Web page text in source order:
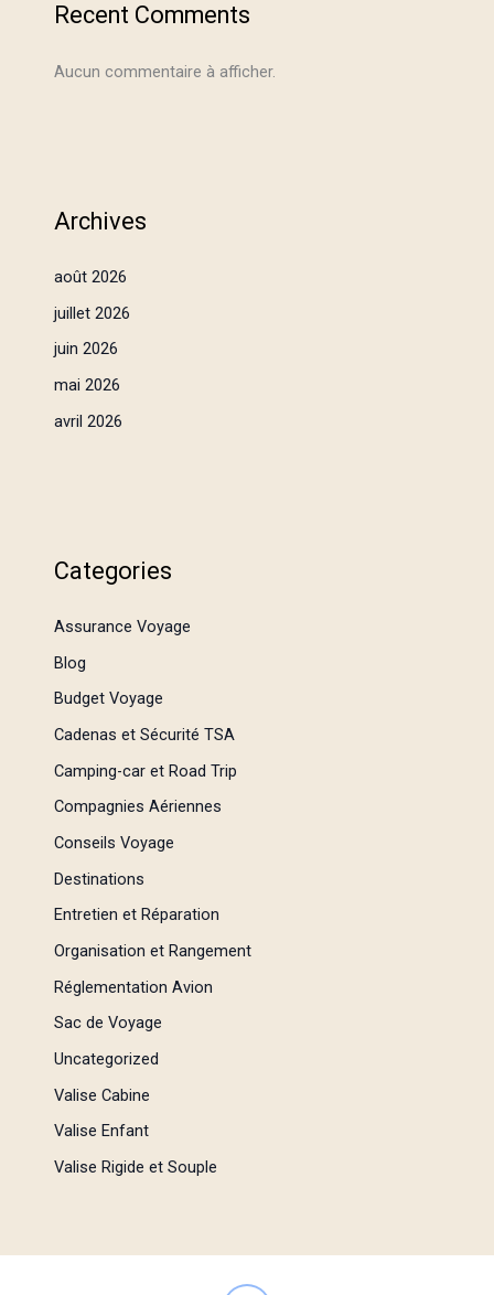
Recent Comments
Aucun commentaire à afficher.
Archives
août 2026
juillet 2026
juin 2026
mai 2026
avril 2026
Categories
Assurance Voyage
Blog
Budget Voyage
Cadenas et Sécurité TSA
Camping-car et Road Trip
Compagnies Aériennes
Conseils Voyage
Destinations
Entretien et Réparation
Organisation et Rangement
Réglementation Avion
Sac de Voyage
Uncategorized
Valise Cabine
Valise Enfant
Valise Rigide et Souple